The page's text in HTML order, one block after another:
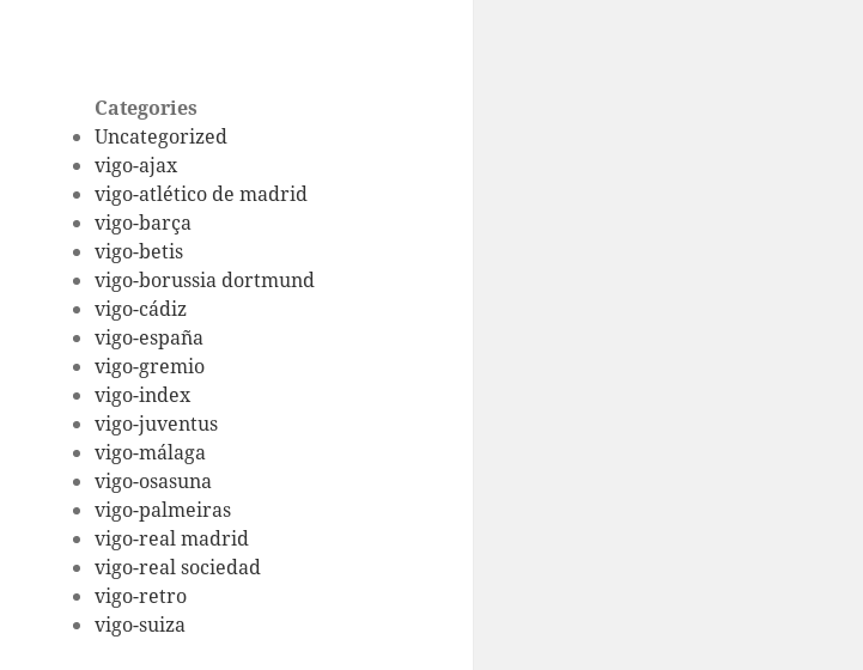
Categories
Uncategorized
vigo-ajax
vigo-atlético de madrid
vigo-barça
vigo-betis
vigo-borussia dortmund
vigo-cádiz
vigo-españa
vigo-gremio
vigo-index
vigo-juventus
vigo-málaga
vigo-osasuna
vigo-palmeiras
vigo-real madrid
vigo-real sociedad
vigo-retro
vigo-suiza